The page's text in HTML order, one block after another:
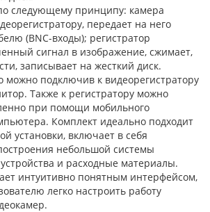
следующему принципу: камера
передает на него
(BNC-входы); регистратор
сигнал в изображение, сжимает,
записывает на жесткий диск.
можно подключив к видеорегистратору
Также к регистратору можно
при помощи мобильного
Комплект идеально подходит
установки, включает в себя
небольшой системы
и расходные материалы.
интуитивно понятным интерфейсом,
легко настроить работу